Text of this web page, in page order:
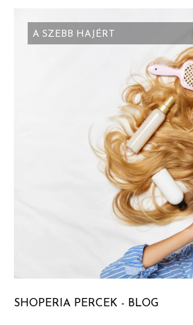
A SZEBB HAJÉRT
SHOPERIA PERCEK - BLOG